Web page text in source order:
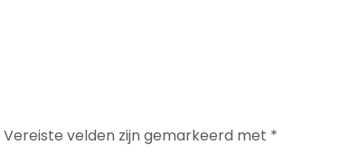
Vereiste velden zijn gemarkeerd met *